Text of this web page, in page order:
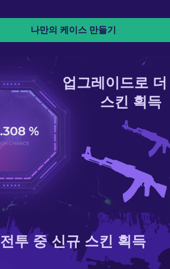
나만의 케이스 만들기
업그레이드로
스킨 획득
전투 중 신규 스킨 획득